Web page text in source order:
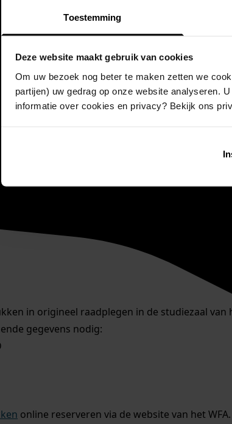
Toestemming
Deze website maakt gebruik van cookies
Om uw bezoek nog beter te maken zetten we
partijen) uw gedrag op onze website analyseren.
informatie over cookies en privacy? Bekijk ons
in origineel raadplegen in de studiezaal van
gegevens nodig:
online reserveren via de website van het WFA.